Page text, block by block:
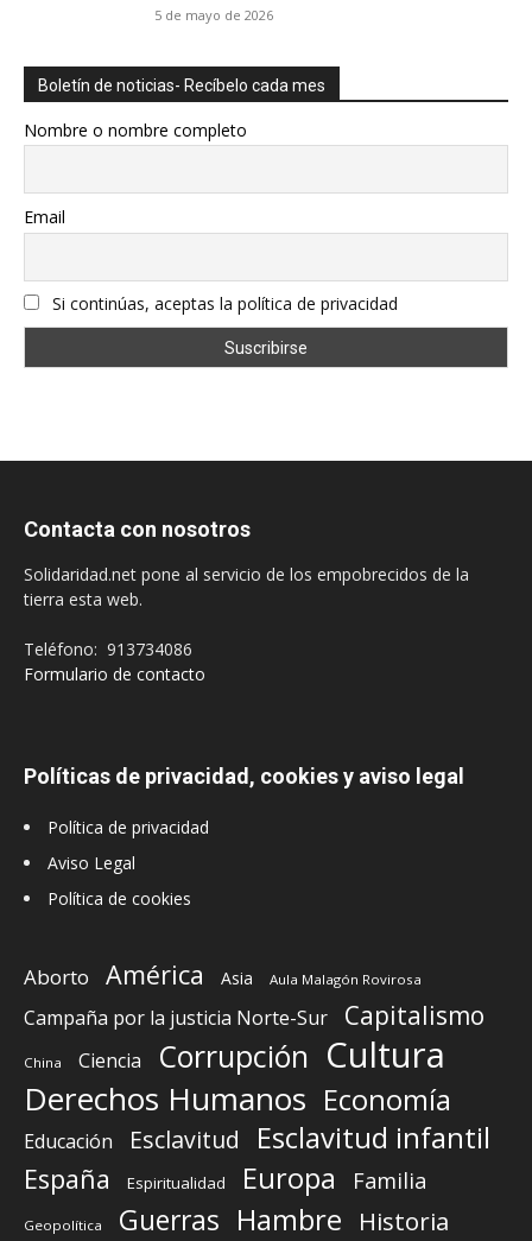
5 de mayo de 2026
Boletín de noticias- Recíbelo cada mes
Nombre o nombre completo
Email
Si continúas, aceptas la política de privacidad
Contacta con nosotros
Solidaridad.net pone al servicio de los empobrecidos de la
tierra esta web.
Teléfono: 913734086
Formulario de contacto
Políticas de privacidad, cookies y aviso legal
Política de privacidad
Aviso Legal
Política de cookies
Aborto América Asia Aula Malagón Rovirosa
Campaña por la justicia Norte-Sur Capitalismo
China Ciencia Corrupción Cultura
Derechos Humanos Economía
Educación Esclavitud Esclavitud infantil
España Espiritualidad Europa Familia
Geopolítica Guerras Hambre Historia